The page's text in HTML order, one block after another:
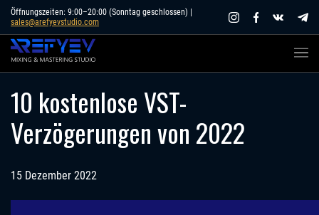
Skip
content
Öffnungszeiten: 9:00–20:00 (Sonntag geschlossen) |
sales@arefyevstudio.com
10 kostenlose VST-
Verzögerungen von 2022
15 Dezember 2022